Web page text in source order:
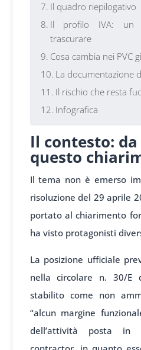
Il quadro riepilogativo
Il profilo IVA: un
trascurare
Cosa cambia nei PVC
La documentazione
Il rischio che resta
Infografica
Il contesto:
questo
Il tema non è emerso
risoluzione del 29 aprile
portato al chiarimento
ha visto protagonisti
La posizione ufficiale
nella circolare n. 30/E
stabilito come non
“alcun margine
dell’attività posta in